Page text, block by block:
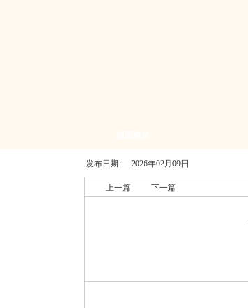
发布日期: 2026年02月09日
上一篇 下一篇